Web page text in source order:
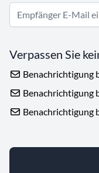
Verpassen Sie
Benachrichtigung
Benachrichtigung
Benachrichtigung